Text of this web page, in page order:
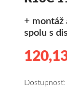
+ montáž
spolu s
Dostupnosť: